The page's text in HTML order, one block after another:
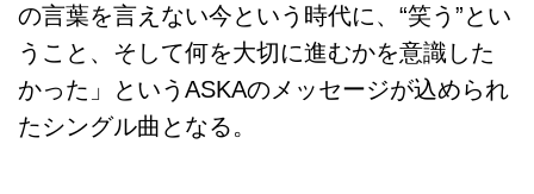
の言葉を言えない今という時代に、“笑う”とい
うこと、そして何を大切に進むかを意識した
かった」というASKAのメッセージが込められ
たシングル曲となる。